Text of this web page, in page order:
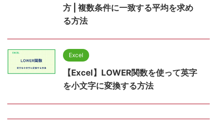
方 | 複数条件に一致する平均を求め
る方法
Excel
【Excel】LOWER関数を使って英字
を小文字に変換する方法